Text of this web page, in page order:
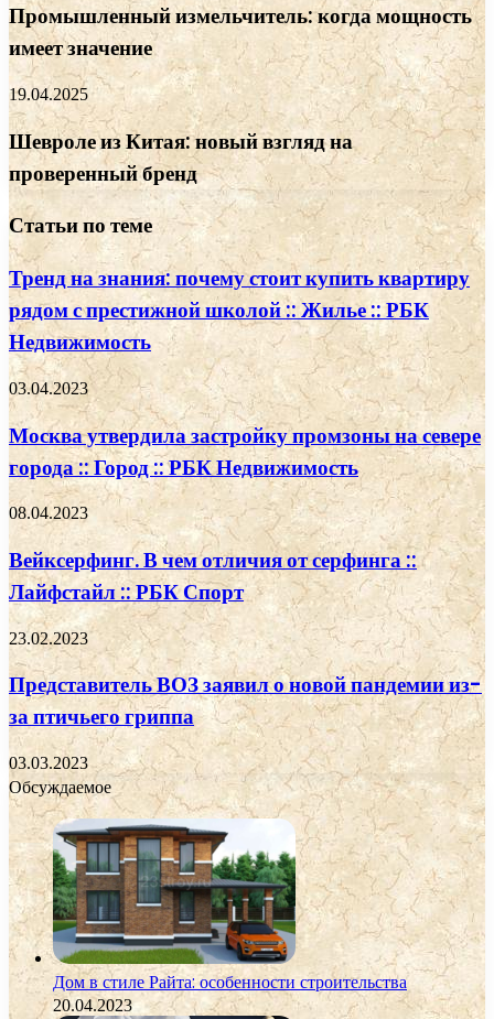
Промышленный измельчитель: когда мощность
имеет значение
19.04.2025
Шевроле из Китая: новый взгляд на
проверенный бренд
Статьи по теме
Тренд на знания: почему стоит купить квартиру
рядом с престижной школой :: Жилье :: РБК
Недвижимость
03.04.2023
Москва утвердила застройку промзоны на севере
города :: Город :: РБК Недвижимость
08.04.2023
Вейксерфинг. В чем отличия от серфинга ::
Лайфстайл :: РБК Спорт
23.02.2023
Представитель ВОЗ заявил о новой пандемии из-
за птичьего гриппа
03.03.2023
Обсуждаемое
Дом в стиле Райта: особенности строительства
20.04.2023